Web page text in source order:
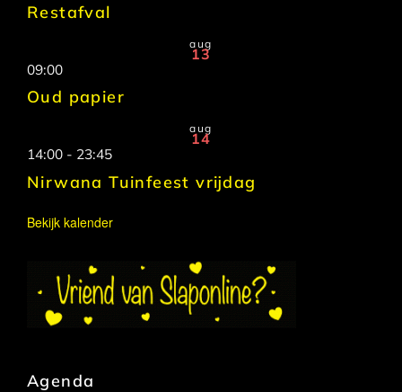
Restafval
aug
13
09:00
Oud papier
aug
14
14:00 - 23:45
Nirwana Tuinfeest vrijdag
Bekijk kalender
Agenda